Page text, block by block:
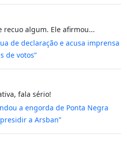
recuo algum. Ele afirmou...
de declaração e acusa imprensa
de votos”
fala sério!
a engorda de Ponta Negra
a Arsban”